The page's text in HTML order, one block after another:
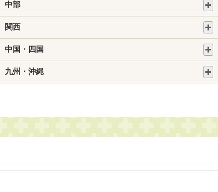
中部
関西
中国・四国
九州・沖縄